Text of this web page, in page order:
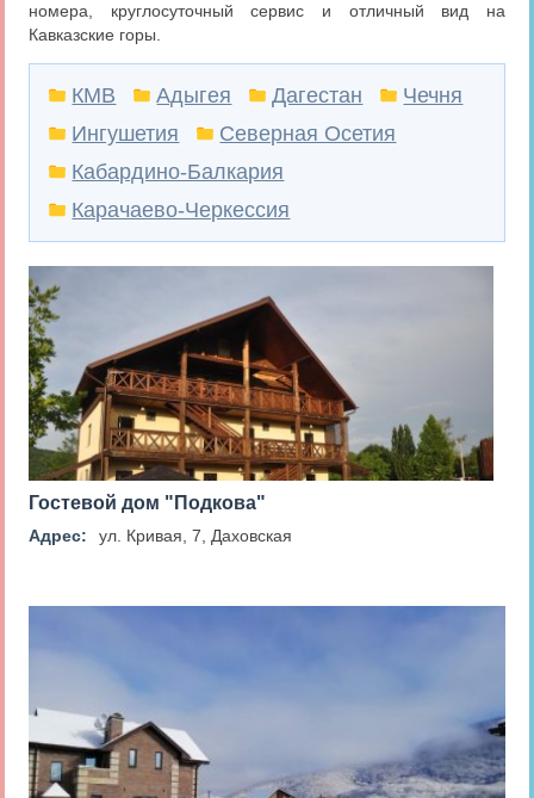
номера, круглосуточный сервис и отличный вид на
Кавказские горы.
КМВ Адыгея Дагестан
Чечня
Ингушетия
Северная Осетия
Кабардино-Балкария
Карачаево-Черкессия
Гостевой дом "Подкова"
Адрес: ул. Кривая, 7, Даховская